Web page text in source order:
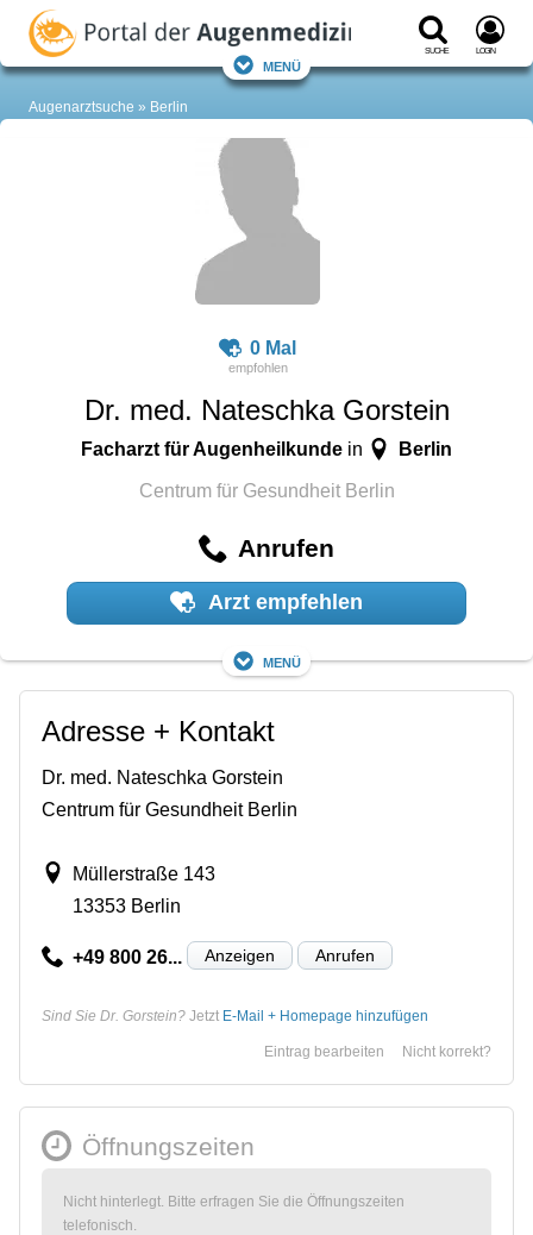
Suche Login
Menü
Augenarztsuche Berlin
0 Mal
Dr. med. Nateschka Gorstein
Facharzt für Augenheilkunde in Berlin
Centrum für Gesundheit Berlin
Anrufen
Arzt empfehlen
Menü
Adresse + Kontakt
Dr. med. Nateschka Gorstein
Centrum für Gesundheit Berlin
Müllerstraße 143
13353 Berlin
+49 800 26... Anzeigen Anrufen
Sind Sie Dr. Gorstein? Jetzt E-Mail + Homepage hinzufügen
Nicht korrekt?
Eintrag bearbeiten
Öffnungszeiten
Nicht hinterlegt. Bitte erfragen Sie die Öffnungszeiten
telefonisch.